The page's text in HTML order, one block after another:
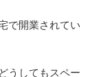
で開業されてい
うしてもスペー